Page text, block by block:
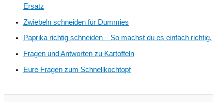
Ersatz
Zwiebeln schneiden für Dummies
Paprika richtig schneiden – So machst du es einfach richtig.
Fragen und Antworten zu Kartoffeln
Eure Fragen zum Schnellkochtopf